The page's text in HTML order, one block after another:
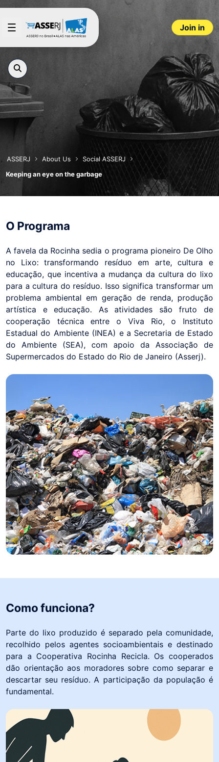
Skip to Main Content
Join in
ASSERJ About Us
Social ASSERJ
Keeping an eye on the garbage
O Programa
A favela da Rocinha sedia o programa pioneiro De Olho
no Lixo: transformando resíduo em arte, cultura e
educação, que incentiva a mudança da cultura do lixo
para a cultura do resíduo. Isso significa transformar um
problema ambiental em geração de renda, produção
artística e educação. As atividades são fruto de
cooperação técnica entre o Viva Rio, o Instituto
Estadual do Ambiente (INEA) e a Secretaria de Estado
do Ambiente (SEA), com apoio da Associação de
Supermercados do Estado do Rio de Janeiro (Asserj).
Como funciona?
Parte do lixo produzido é separado pela comunidade,
recolhido pelos agentes socioambientais e destinado
para a Cooperativa Rocinha Recicla. Os cooperados
dão orientação aos moradores sobre como separar e
descartar seu resíduo. A participação da população é
fundamental.